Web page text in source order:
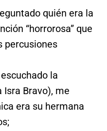
quién era la
“horrorosa” que
percusiones
la
Bravo), me
era su hermana